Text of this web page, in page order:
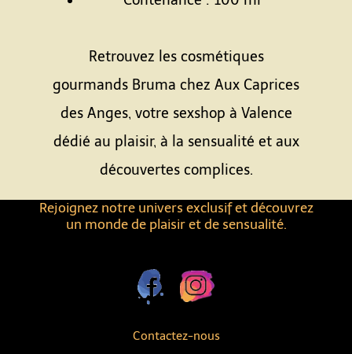
Contactez-nous
Rejoignez notre univers exclusif et découvrez
un monde de plaisir et de sensualité.
Retrouvez les cosmétiques
gourmands Bruma chez Aux Caprices
des Anges, votre sexshop à Valence
dédié au plaisir, à la sensualité et aux
découvertes complices.